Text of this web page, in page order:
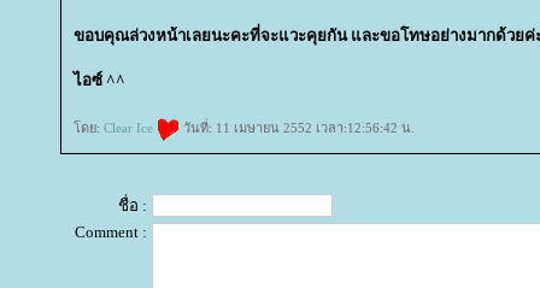
ขอบคุณล่วงหน้าเลยนะคะที่จะแวะคุยกัน และขอโทษอย่างมากด้วยค่
ไอซ์ ^^
ดย: Clear Ice วันที่: 11 เมษายน 2552 เวลา:12:56:42 น.
ชื่อ :
Comment :